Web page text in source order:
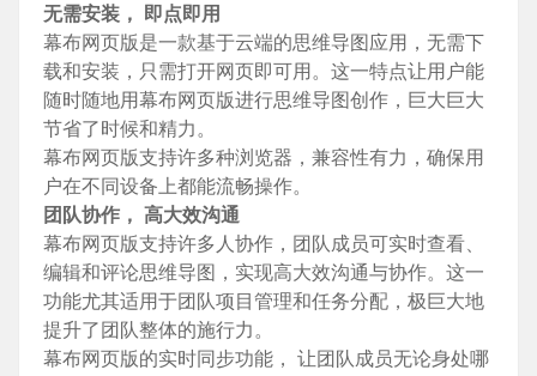
无需安装， 即点即用
幕布网页版是一款基于云端的思维导图应用，无需下
载和安装，只需打开网页即可用。这一特点让用户能
随时随地用幕布网页版进行思维导图创作，巨大巨大
节省了时候和精力。
幕布网页版支持许多种浏览器，兼容性有力，确保用
户在不同设备上都能流畅操作。
团队协作， 高大效沟通
幕布网页版支持许多人协作，团队成员可实时查看、
编辑和评论思维导图，实现高大效沟通与协作。这一
功能尤其适用于团队项目管理和任务分配，极巨大地
提升了团队整体的施行力。
幕布网页版的实时同步功能， 让团队成员无论身处哪